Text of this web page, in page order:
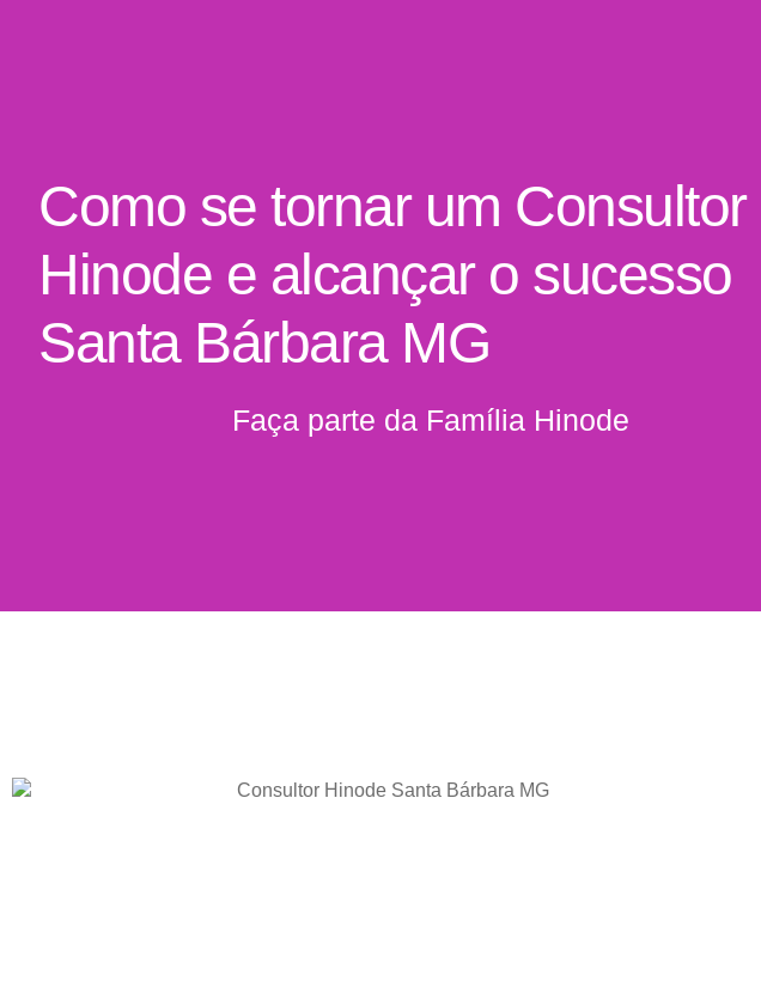
Como se tornar um Consultor
Hinode e alcançar o sucesso
Santa Bárbara MG
Faça parte da Família Hinode